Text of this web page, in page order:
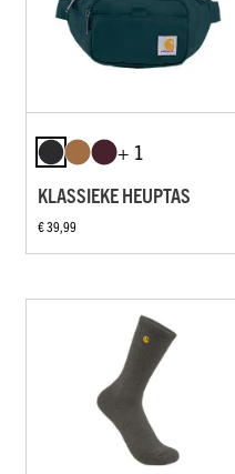
+ 1
KLASSIEKE HEUPTAS
€ 39,99